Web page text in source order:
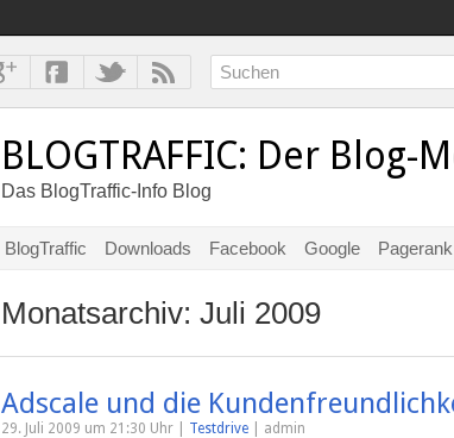
BLOGTRAFFIC: Der Blog-
Das BlogTraffic-Info Blog
BlogTraffic Downloads Facebook Google Pagerank
Monatsarchiv: Juli 2009
Adscale und die
29. Juli 2009 um 21:30 Uhr | Testdrive | admin